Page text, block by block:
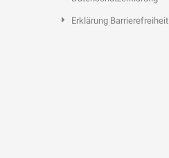
Erklärung Barrierefreiheit